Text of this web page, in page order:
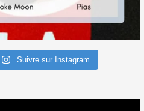
Suivre sur Instagram